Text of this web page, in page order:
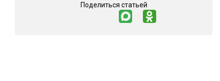
Поделиться статьей